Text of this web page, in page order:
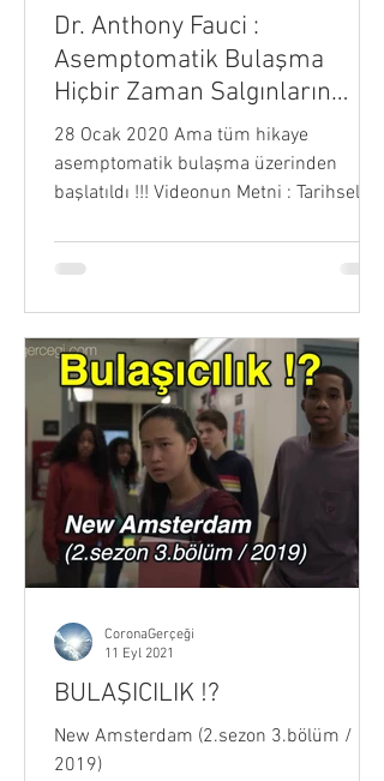
Dr. Anthony Fauci :
Asemptomatik Bulaşma
Hiçbir Zaman Salgınların
Yönlendiricisi Olmamıştır
28 Ocak 2020 Ama tüm hikaye
asemptomatik bulaşma üzerinden
başlatıldı !!! Videonun Metni : Tarihsel
BULAŞICILIK !?
New Amsterdam (2.sezon 3.bölüm /
2019)
CoronaGerçeği
11 Eyl 2021